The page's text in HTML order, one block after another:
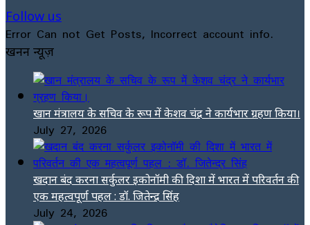
Follow us
Error Can not Get Posts, Incorrect account info.
खनन न्यूज़
खान मंत्रालय के सचिव के रूप में केशव चंद्र ने कार्यभार ग्रहण किया।
July 27, 2026
खदान बंद करना सर्कुलर इकोनॉमी की दिशा में भारत में परिवर्तन की
एक महत्वपूर्ण पहल : डॉ. जितेन्द्र सिंह
July 24, 2026